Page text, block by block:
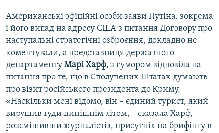
Американські офіційні особи заяви Путіна, зокрема
і його випад на адресу США з питання Договору про
наступальні стратегічні озброєння, докладно не
коментували, а представниця державного
департаменту Марі Харф, з гумором відповіла на
питання про те, що в Сполучених Штатах думають
про візит російського президента до Криму.
«Наскільки мені відомо, він – єдиний турист, який
вирушив туди нинішнім літом, – сказала Харф,
розсмішивши журналістів, присутніх на брифінгу в